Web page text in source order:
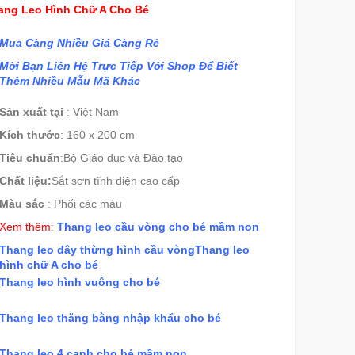
Leo Hình Chữ A Cho Bé
Càng Nhiều Giá Càng Rẻ
Bạn Liên Hệ Trực Tiếp Với Shop Để Biết
Nhiều Mẫu Mã Khác
xuất tại : Việt Nam
thước: 160 x 200 cm
chuẩn:Bộ Giáo dục và Đào tạo
liệu:Sắt sơn tĩnh điện cao cấp
sắc: Phối các màu
thêm: Thang leo cầu vòng cho bé mầm non
leo dây thừng hình cầu vòngThang leo
chữ A cho bé
leo hình vuông cho bé
leo thăng bằng nhập khẩu cho bé